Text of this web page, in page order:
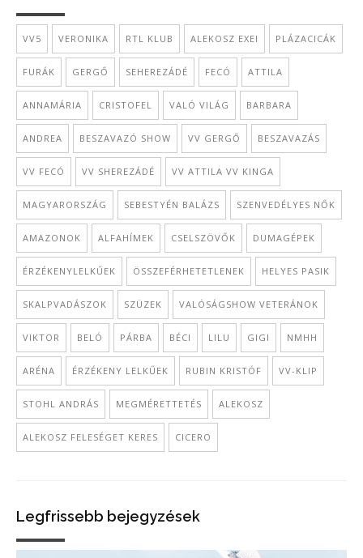
VV5 VERONIKA RTL KLUB ALEKOSZ EXEI PLÁZACICÁK
FURÁK GERGŐ SEHEREZÁDÉ FECÓ ATTILA
ANNAMÁRIA CRISTOFEL VALÓ VILÁG BARBARA
ANDREA BESZAVAZÓ SHOW VV GERGŐ BESZAVAZÁS
VV FECÓ VV SHEREZÁDÉ VV ATTILA VV KINGA
MAGYARORSZÁG SEBESTYÉN BALÁZS SZENVEDÉLYES NŐK
AMAZONOK ALFAHÍMEK CSELSZÖVŐK DUMAGÉPEK
ÉRZÉKENYLELKŰEK ÖSSZEFÉRHETETLENEK HELYES PASIK
SKALPVADÁSZOK SZÜZEK VALÓSÁGSHOW VETERÁNOK
VIKTOR BELÓ PÁRBA BÉCI LILU GIGI NMHH
ARÉNA ÉRZÉKENY LELKŰEK RUBIN KRISTÓF VV-KLIP
STOHL ANDRÁS MEGMÉRETTETÉS ALEKOSZ
ALEKOSZ FELESÉGET KERES CICERO
Legfrissebb bejegyzések